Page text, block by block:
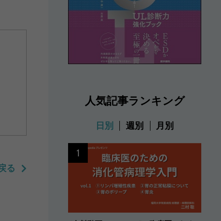
る
人気記事ランキング
日別 週別 月別
1